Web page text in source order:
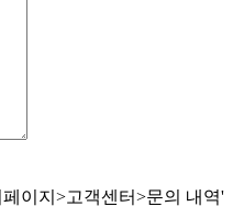
이지>고객센터>문의 내역'